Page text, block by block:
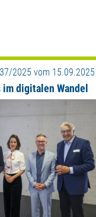
2025 vom 15.09.2025
digitalen Wandel